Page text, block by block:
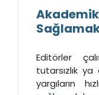
Editörler
tutarsızlık
yargıların